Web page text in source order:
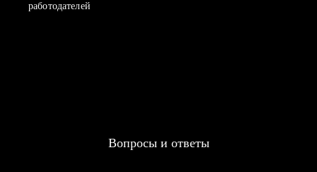
работодателей
Вопросы и ответы